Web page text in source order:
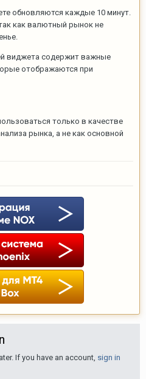
обновляются каждые 10 минут.
как валютный рынок не
виджета содержит важные
отображаются при
только в качестве
рынка, а не как основной
If you have an account, sign in